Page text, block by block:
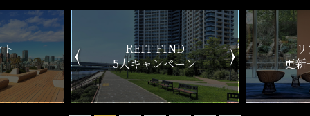
ン
リアルタイム
更新一覧チェック
新